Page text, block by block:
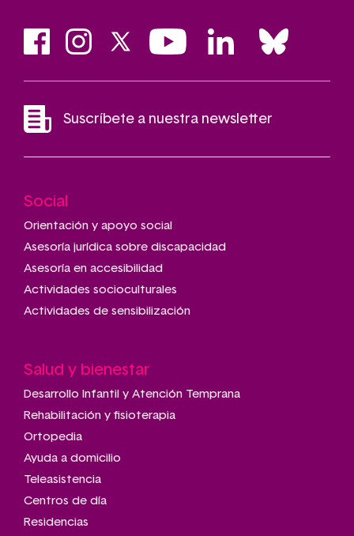
Suscríbete a nuestra newsletter
Main
navigation
Social
Orientación y apoyo social
Asesoría jurídica sobre discapacidad
Asesoría en accesibilidad
Actividades socioculturales
Actividades de sensibilización
Salud y bienestar
Desarrollo Infantil y Atención Temprana
Rehabilitación y fisioterapia
Ortopedia
Ayuda a domicilio
Teleasistencia
Centros de día
Residencias